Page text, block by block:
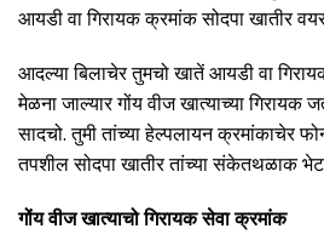
आयडी वा गिरायक क्रमांक सोदपा खातीर
आदल्या बिलाचेर तुमचो खातें आयडी वा
मेळना जाल्यार गोंय वीज खात्याच्या गिरायक
सादचो. तुमी तांच्या हेल्पलायन क्रमांकाचेर
तपशील सोदपा खातीर तांच्या संकेतथळाक
गोंय वीज खात्याचो गिरायक सेवा क्रमांक